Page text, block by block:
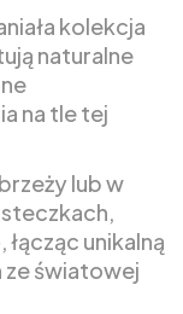
kolekcja
naturalne
na tle tej
lub w
unikalną
światowej